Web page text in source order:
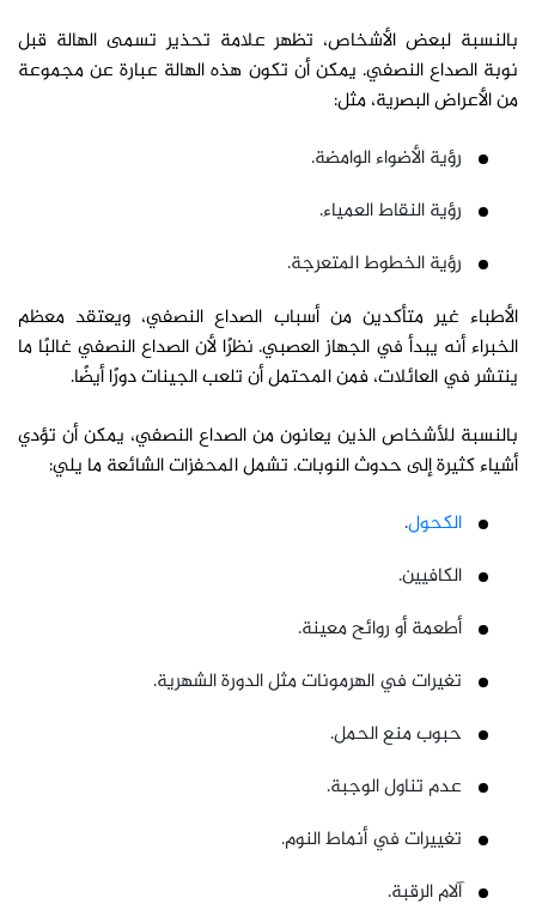
بالنسبة لبعض الأشخاص، تظهر علامة تحذير تسمى الهالة قبل
نوبة الصداع النصفي. يمكن أن تكون هذه الهالة عبارة عن مجموعة
من الأعراض البصرية، مثل:
رؤية الأضواء الوامضة.
رؤية النقاط العمياء.
رؤية الخطوط المتعرجة.
الأطباء غير متأكدين من أسباب الصداع النصفي، ويعتقد معظم
الخبراء أنه يبدأ في الجهاز العصبي. نظرًا لأن الصداع النصفي غالبًا ما
ينتشر في العائلات، فمن المحتمل أن تلعب الجينات دورًا أيضًا.
بالنسبة للأشخاص الذين يعانون من الصداع النصفي، يمكن أن تؤدي
أشياء كثيرة إلى حدوث النوبات. تشمل المحفزات الشائعة ما يلي:
الكحول.
الكافيين.
أطعمة أو روائح معينة.
تغيرات في الهرمونات مثل الدورة الشهرية.
حبوب منع الحمل.
عدم تناول الوجبة.
تغييرات في أنماط النوم.
آلام الرقبة.